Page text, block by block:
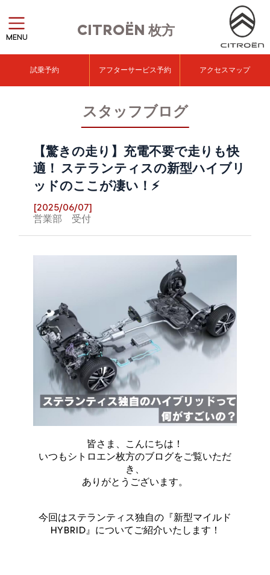
CITROËN 枚方
MENU
試乗予約 アフターサービス予約 アクセスマップ
スタッフブログ
【驚きの走り】充電不要で走りも快
適！ ステランティスの新型ハイブリ
ッドのここが凄い！⚡
[2025/06/07]
営業部 受付
皆さま、こんにちは！
いつもシトロエン枚方のブログをご覧いただ
き、
ありがとうございます。
今回はステランティス独自の『新型マイルド
HYBRID』についてご紹介いたします！